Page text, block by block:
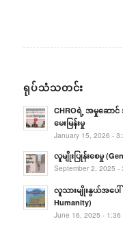
ရုပ်သံသတင်း
CHROရဲ့ အမှုဆေ
မေးမြန်းမှု
January 15, 2026 -
လူမျိုးပြုန်းစေမှု
September 2, 2025 -
လူသားမျိုးနွယ်အပေ
Humanity)
June 16, 2025 - 1:36